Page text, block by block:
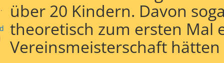
über 20 Kindern. Davon
theoretisch zum ersten Mal
Vereinsmeisterschaft